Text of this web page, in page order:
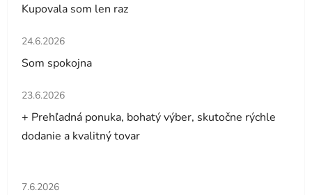
Kupovala som len raz
Hodnotenie obchodu je 5 z 5 hviezdičiek.
24.6.2026
Som spokojna
Hodnotenie obchodu je 5 z 5 hviezdičiek.
23.6.2026
+ Prehľadná ponuka, bohatý výber, skutočne rýchle
dodanie a kvalitný tovar
Hodnotenie obchodu je 5 z 5 hviezdičiek.
7.6.2026